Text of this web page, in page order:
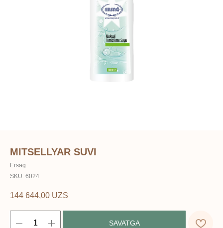
MITSELLYAR SUVI
Ersag
SKU: 6024
144 644,00 UZS
SAVATGA